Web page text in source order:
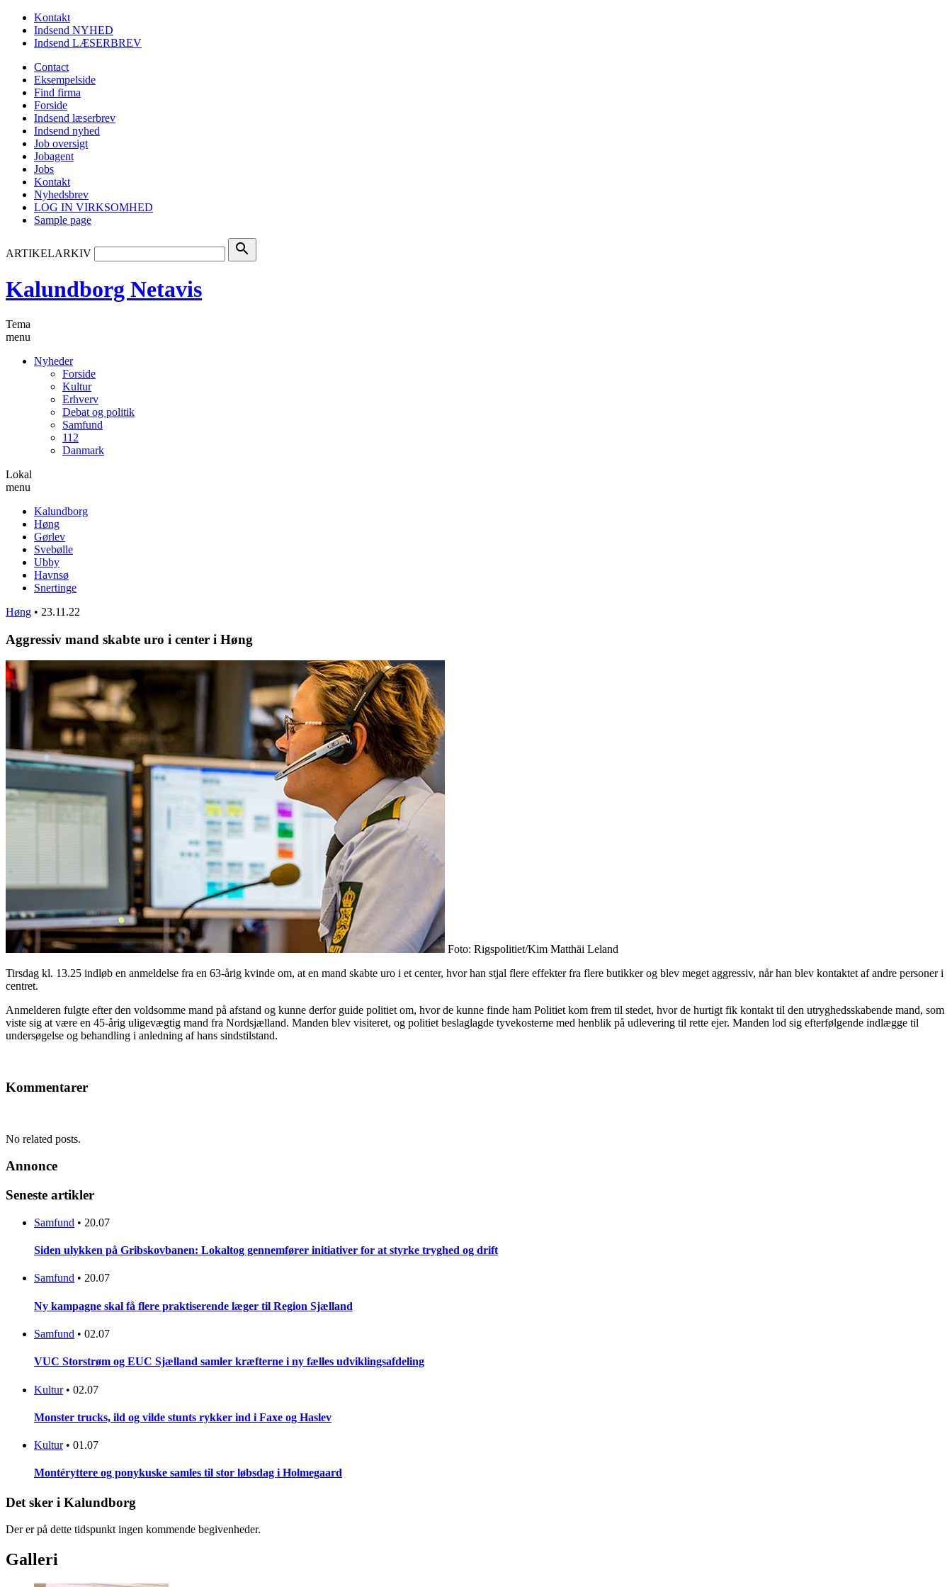
Kontakt
Indsend NYHED
Indsend LÆSERBREV
Contact
Eksempelside
Find firma
Forside
Indsend læserbrev
Indsend nyhed
Job oversigt
Jobagent
Jobs
Kontakt
Nyhedsbrev
LOG IN VIRKSOMHED
Sample page
ARTIKELARKIV search
Kalundborg Netavis
Tema
menu
Nyheder
Forside
Kultur
Erhverv
Debat og politik
Samfund
112
Danmark
Lokal
menu
Kalundborg
Høng
Gørlev
Svebølle
Ubby
Havnsø
Snertinge
Høng • 23.11.22
Aggressiv mand skabte uro i center i Høng
Foto: Rigspolitiet/Kim Matthäi Leland
Tirsdag kl. 13.25 indløb en anmeldelse fra en 63-årig kvinde om, at en mand skabte uro i et center, hvor han stjal flere effekter fra flere butikker og blev meget aggressiv, når han blev kontaktet af andre personer i
centret.
Anmelderen fulgte efter den voldsomme mand på afstand og kunne derfor guide politiet om, hvor de kunne finde ham Politiet kom frem til stedet, hvor de hurtigt fik kontakt til den utryghedsskabende mand, som
viste sig at være en 45-årig uligevægtig mand fra Nordsjælland. Manden blev visiteret, og politiet beslaglagde tyvekosterne med henblik på udlevering til rette ejer. Manden lod sig efterfølgende indlægge til
undersøgelse og behandling i anledning af hans sindstilstand.
Kommentarer
No related posts.
Annonce
Seneste artikler
Samfund • 20.07
Siden ulykken på Gribskovbanen: Lokaltog gennemfører initiativer for at styrke tryghed og drift
Samfund • 20.07
Ny kampagne skal få flere praktiserende læger til Region Sjælland
Samfund • 02.07
VUC Storstrøm og EUC Sjælland samler kræfterne i ny fælles udviklingsafdeling
Kultur • 02.07
Monster trucks, ild og vilde stunts rykker ind i Faxe og Haslev
Kultur • 01.07
Montéryttere og ponykuske samles til stor løbsdag i Holmegaard
Det sker i Kalundborg
Der er på dette tidspunkt ingen kommende begivenheder.
Galleri